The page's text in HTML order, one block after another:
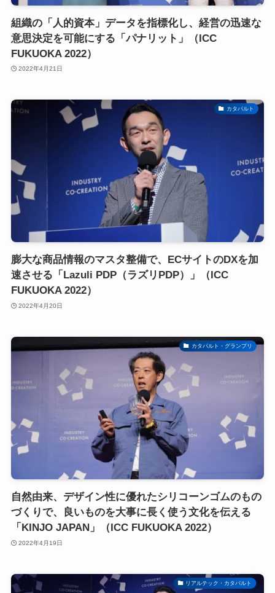
組織の「人的資本」データを指標化し、経営の迅速な
意思決定を可能にする「パナリット」（ICC
FUKUOKA 2022）
2022年4月21日
カタパルト
膨大な商品情報のマスタ整備で、ECサイトのDXを加
速させる「Lazuli PDP（ラズリPDP）」（ICC
FUKUOKA 2022）
2022年4月20日
カタパルト・グランプリ
自然由来、デザイン性に優れたシリコーンゴムのもの
づくりで、良いものを大事に長く使う文化を伝える
「KINJO JAPAN」（ICC FUKUOKA 2022）
2022年4月19日
リアルテック・カタパルト